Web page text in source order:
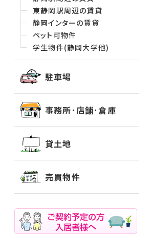
東静岡駅周辺の賃貸
静岡インターの賃貸
ペット可物件
学生物件(静岡大学他)
駐車場
事務所･店舗･倉庫
貸土地
売買物件